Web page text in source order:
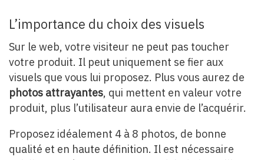
L’importance du choix des visuels
Sur le web, votre visiteur ne peut pas toucher
votre produit. Il peut uniquement se fier aux
visuels que vous lui proposez. Plus vous aurez de
photos attrayantes, qui mettent en valeur votre
produit, plus l’utilisateur aura envie de l’acquérir.
Proposez idéalement 4 à 8 photos, de bonne
qualité et en haute définition. Il est nécessaire